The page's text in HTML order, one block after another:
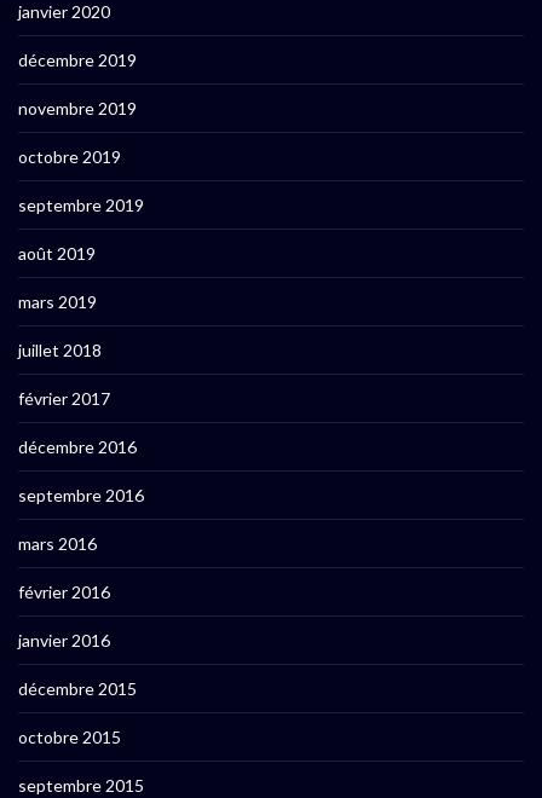
janvier 2020
décembre 2019
novembre 2019
octobre 2019
septembre 2019
août 2019
mars 2019
juillet 2018
février 2017
décembre 2016
septembre 2016
mars 2016
février 2016
janvier 2016
décembre 2015
octobre 2015
septembre 2015